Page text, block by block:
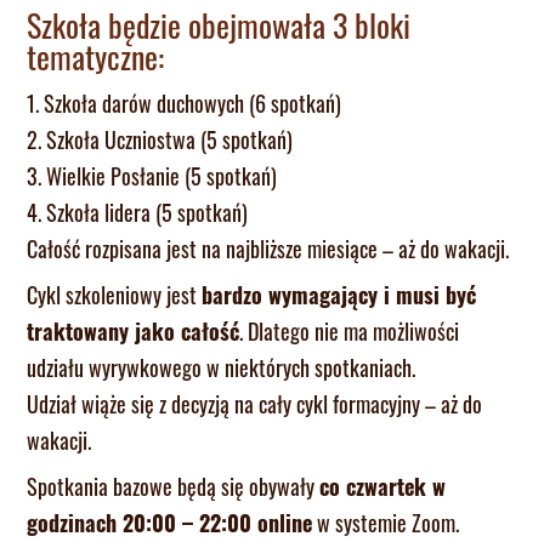
Szkoła będzie obejmowała 3 bloki
tematyczne:
1. Szkoła darów duchowych (6 spotkań)
2. Szkoła Uczniostwa (5 spotkań)
3. Wielkie Posłanie (5 spotkań)
4. Szkoła lidera (5 spotkań)
Całość rozpisana jest na najbliższe miesiące – aż do wakacji.
Cykl szkoleniowy jestbardzo wymagający i musi być
traktowany jako całość. Dlatego nie ma możliwości
udziału wyrywkowego w niektórych spotkaniach.
Udział wiąże się z decyzją na cały cykl formacyjny – aż do
wakacji.
Spotkania bazowe będą się obywałyco czwartek w
godzinach 20:00 – 22:00 onlinew systemie Zoom.